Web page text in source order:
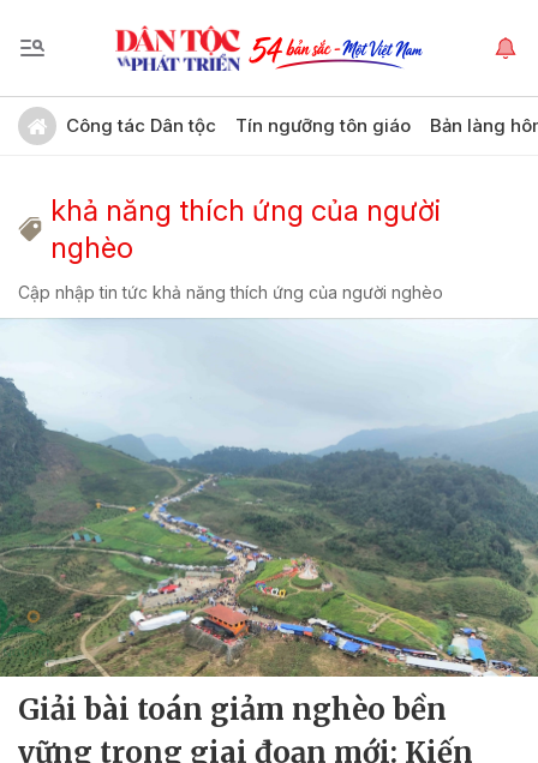
Công tác Dân tộc Tín ngưỡng tôn giáo Bản làng
khả năng thích ứng của người
nghèo
Cập nhập tin tức khả năng thích ứng của người nghèo
Giải bài toán giảm nghèo bền
vững trong giai đoạn mới: Kiến